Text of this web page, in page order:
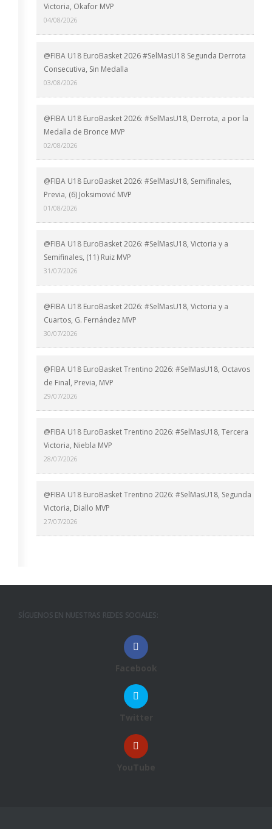
Victoria, Okafor MVP
04/08/2026
@FIBA U18 EuroBasket 2026 #SelMasU18 Segunda Derrota
Consecutiva, Sin Medalla
03/08/2026
@FIBA U18 EuroBasket 2026: #SelMasU18, Derrota, a por la
Medalla de Bronce MVP
02/08/2026
@FIBA U18 EuroBasket 2026: #SelMasU18, Semifinales,
Previa, (6) Joksimović MVP
01/08/2026
@FIBA U18 EuroBasket 2026: #SelMasU18, Victoria y a
Semifinales, (11) Ruiz MVP
31/07/2026
@FIBA U18 EuroBasket 2026: #SelMasU18, Victoria y a
Cuartos, G. Fernández MVP
30/07/2026
@FIBA U18 EuroBasket Trentino 2026: #SelMasU18, Octavos
de Final, Previa, MVP
29/07/2026
@FIBA U18 EuroBasket Trentino 2026: #SelMasU18, Tercera
Victoria, Niebla MVP
28/07/2026
@FIBA U18 EuroBasket Trentino 2026: #SelMasU18, Segunda
Victoria, Diallo MVP
27/07/2026
SÍGUENOS EN NUESTRAS REDES SOCIALES:
Facebook
Twitter
YouTube